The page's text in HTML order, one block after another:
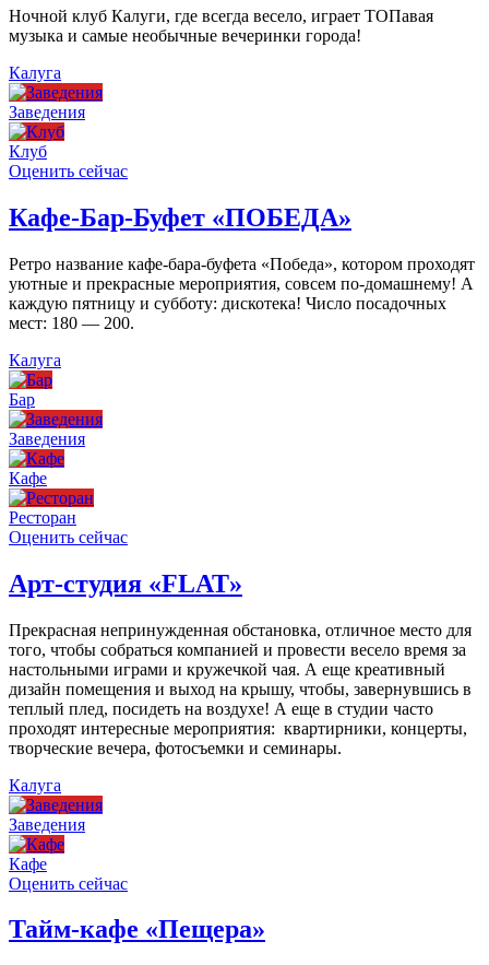
Ночной клуб Калуги, где всегда весело, играет ТОПавая
музыка и самые необычные вечеринки города!
Калуга
Заведения
Клуб
Оценить сейчас
Кафе-Бар-Буфет «ПОБЕДА»
Ретро название кафе-бара-буфета «Победа», котором проходят
уютные и прекрасные мероприятия, совсем по-домашнему! А
каждую пятницу и субботу: дискотека! Число посадочных
мест: 180 — 200.
Калуга
Бар
Заведения
Кафе
Ресторан
Оценить сейчас
Арт-студия «FLAT»
Прекрасная непринужденная обстановка, отличное место для
того, чтобы собраться компанией и провести весело время за
настольными играми и кружечкой чая. А еще креативный
дизайн помещения и выход на крышу, чтобы, завернувшись в
теплый плед, посидеть на воздухе! А еще в студии часто
проходят интересные мероприятия: квартирники, концерты,
творческие вечера, фотосъемки и семинары.
Калуга
Заведения
Кафе
Оценить сейчас
Тайм-кафе «Пещера»